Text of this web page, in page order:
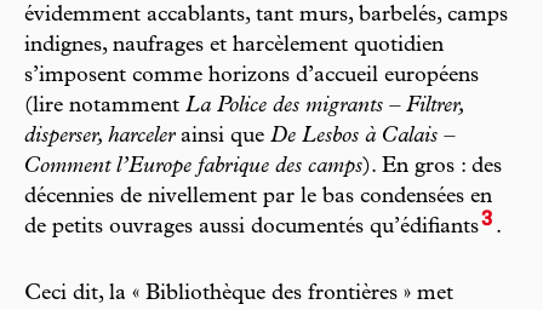
évidemment accablants, tant murs, barbelés, camps
indignes, naufrages et harcèlement quotidien
s’imposent comme horizons d’accueil européens
(lire notamment La Police des migrants – Filtrer,
disperser, harcelerainsi que De Lesbos à Calais –
Comment l’Europe fabrique des camps). En gros : des
décennies de nivellement par le bas condensées en
de petits ouvrages aussi documentés qu’édifiants3 .
Ceci dit, la « Bibliothèque des frontières » met